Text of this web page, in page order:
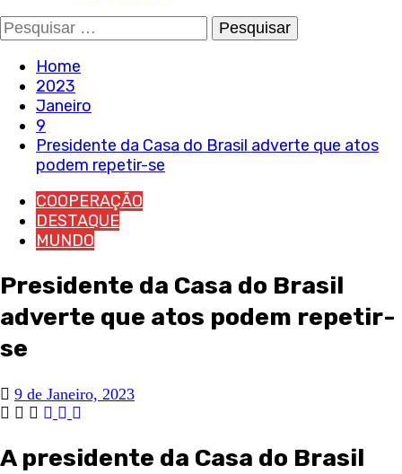
Pesquisar
por:
Home
2023
Janeiro
9
Presidente da Casa do Brasil adverte que atos
podem repetir-se
COOPERAÇÃO
DESTAQUE
MUNDO
Presidente da Casa do Brasil
adverte que atos podem repetir-
se
9 de Janeiro, 2023
A presidente da Casa do Brasil